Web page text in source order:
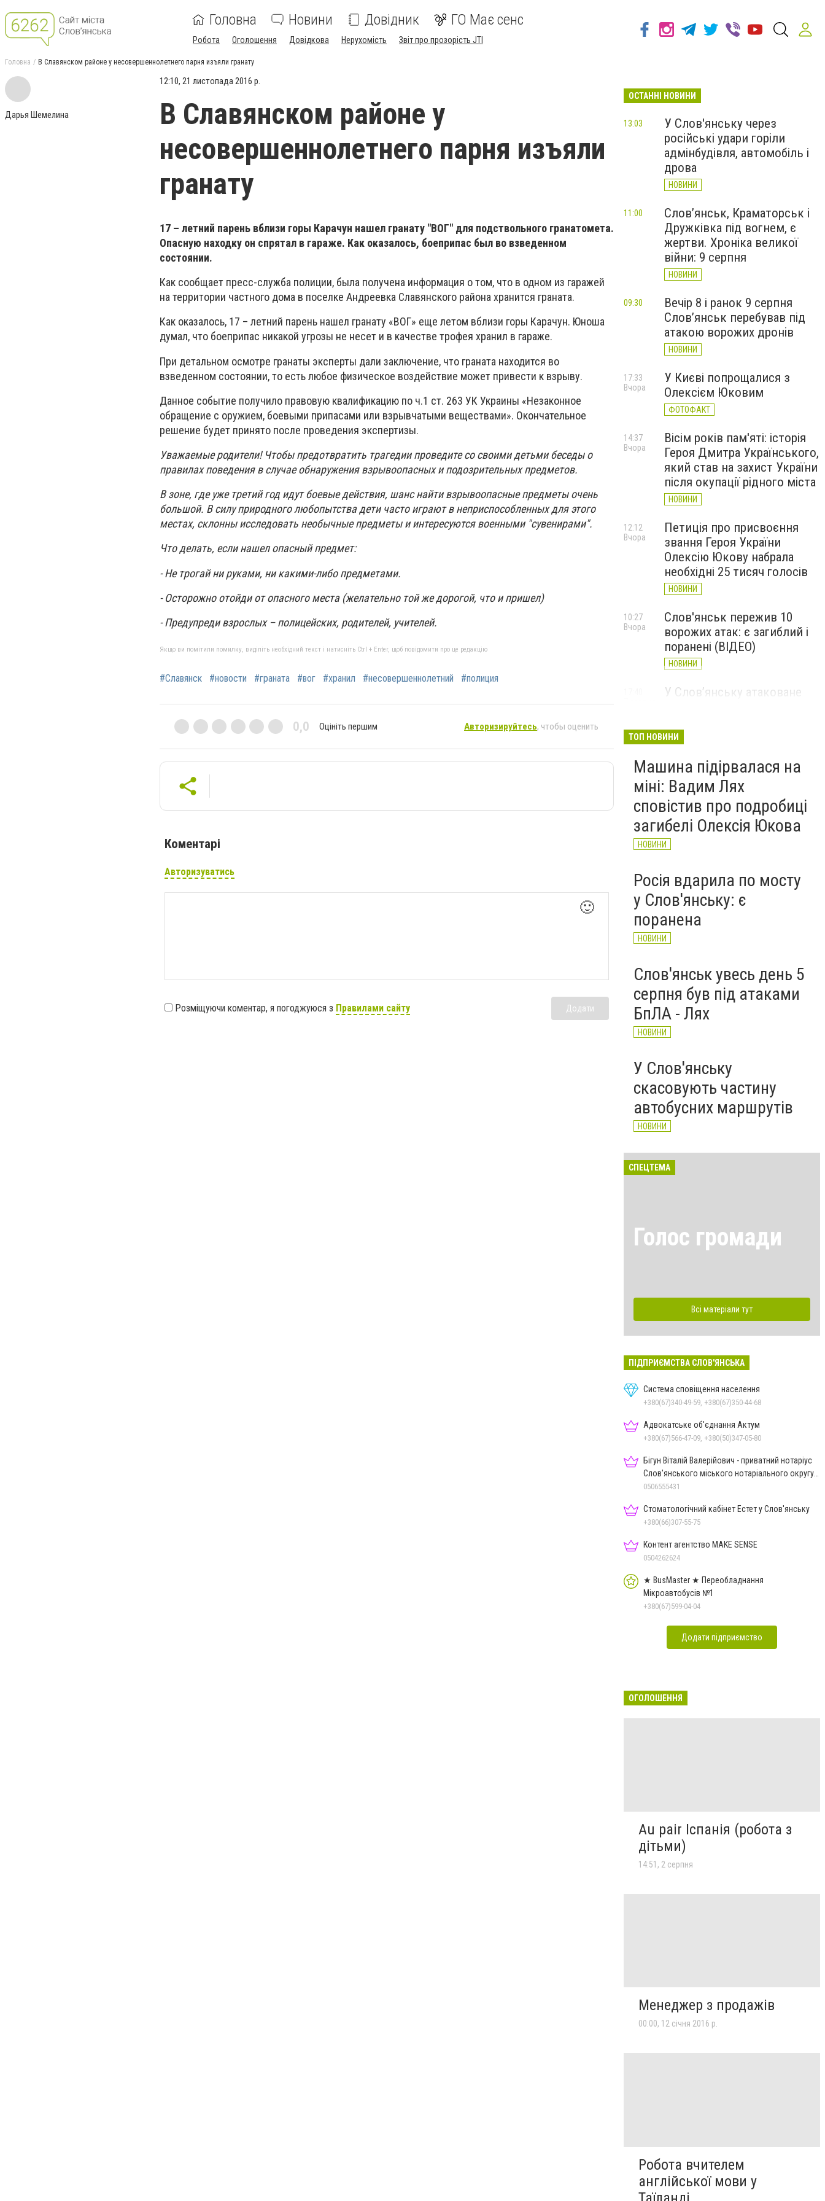
Головна Новини Довідник ГО Має сенс
Робота Оголошення Довідкова Нерухомість Звіт про прозорість JTI
Головна В Славянском районе у несовершеннолетнего парня изъяли гранату
Дарья Шемелина
12:10, 21 листопада 2016 р.
В Славянском районе у
несовершеннолетнего парня изъяли
гранату
17 – летний парень вблизи горы Карачун нашел гранату "ВОГ" для подствольного гранатомета.
Опасную находку он спрятал в гараже. Как оказалось, боеприпас был во взведенном
состоянии.
Как сообщает пресс-служба полиции, была получена информация о том, что в одном из гаражей
на территории частного дома в поселке Андреевка Славянского района хранится граната.
Как оказалось, 17 – летний парень нашел гранату «ВОГ» еще летом вблизи горы Карачун. Юноша
думал, что боеприпас никакой угрозы не несет и в качестве трофея хранил в гараже.
При детальном осмотре гранаты эксперты дали заключение, что граната находится во
взведенном состоянии, то есть любое физическое воздействие может привести к взрыву.
Данное событие получило правовую квалификацию по ч.1 ст. 263 УК Украины «Незаконное
обращение с оружием, боевыми припасами или взрывчатыми веществами». Окончательное
решение будет принято после проведения экспертизы.
Уважаемые родители! Чтобы предотвратить трагедии проведите со своими детьми беседы о
правилах поведения в случае обнаружения взрывоопасных и подозрительных предметов.
В зоне, где уже третий год идут боевые действия, шанс найти взрывоопасные предметы очень
большой. В силу природного любопытства дети часто играют в неприспособленных для этого
местах, склонны исследовать необычные предметы и интересуются военными "сувенирами".
Что делать, если нашел опасный предмет:
- Не трогай ни руками, ни какими-либо предметами.
- Осторожно отойди от опасного места (желательно той же дорогой, что и пришел)
- Предупреди взрослых – полицейских, родителей, учителей.
Якщо ви помітили помилку, виділіть необхідний текст і натисніть Ctrl + Enter, щоб повідомити про це редакцію
#Славянск #новости #граната #вог #хранил #несовершеннолетний #полиция
0,0 Оцініть першим Авторизируйтесь, чтобы оценить
Коментарі
Авторизуватись
🙂
Розміщуючи коментар, я погоджуюся з Правилами сайту Додати
ОСТАННІ НОВИНИ
У Слов'янську через
російські удари горіли
адмінбудівля, автомобіль і
дрова
НОВИНИ
13:03
Слов’янськ, Краматорськ і
Дружківка під вогнем, є
жертви. Хроніка великої
війни: 9 серпня
НОВИНИ
11:00
Вечір 8 і ранок 9 серпня
Слов’янськ перебував під
атакою ворожих дронів
НОВИНИ
09:30
У Києві попрощалися з
Олексієм Юковим
ФОТОФАКТ
17:33
Вчора
Вісім років пам'яті: історія
Героя Дмитра Українського,
який став на захист України
після окупації рідного міста
НОВИНИ
14:37
Вчора
Петиція про присвоєння
звання Героя України
Олексію Юкову набрала
необхідні 25 тисяч голосів
НОВИНИ
12:12
Вчора
Слов'янськ пережив 10
ворожих атак: є загиблий і
поранені (ВІДЕО)
НОВИНИ
10:27
Вчора
У Слов’янську атаковане
НОВИНИ
ТОП НОВИНИ
Машина підірвалася на
міні: Вадим Лях
сповістив про подробиці
загибелі Олексія Юкова
НОВИНИ
Росія вдарила по мосту
у Слов'янську: є
поранена
НОВИНИ
Слов'янськ увесь день 5
серпня був під атаками
БпЛА - Лях
НОВИНИ
У Слов'янську
скасовують частину
автобусних маршрутів
НОВИНИ
СПЕЦТЕМА
Голос громади
Всі матеріали тут
ПІДПРИЄМСТВА СЛОВ'ЯНСЬКА
Система сповіщення населення
+380(67)340-49-59, +380(67)350-44-68
Адвокатське об'єднання Актум
+380(67)566-47-09, +380(50)347-05-80
Бігун Віталій Валерійович - приватний нотаріус
Слов'янського міського нотаріального округу
Дон.обл.
0506555431
Стоматологічний кабінет Естет у Слов'янську
+380(66)307-55-75
Контент агентство MAKE SENSE
0504262624
★ BusMaster ★ Переобладнання
Мікроавтобусів №1
+380(67)599-04-04
Додати підприємство
ОГОЛОШЕННЯ
Au pair Іспанія (робота з
дітьми)
14:51, 2 серпня
Менеджер з продажів
00:00, 12 січня 2016 р.
Робота вчителем
англійської мови у